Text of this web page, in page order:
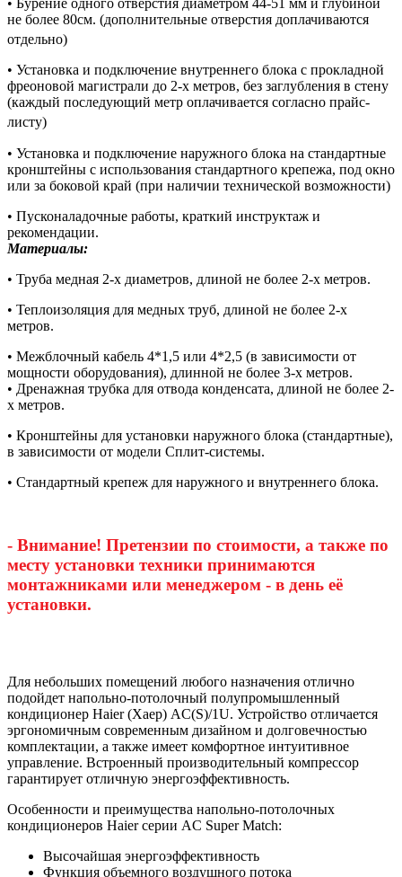
• Бурение одного отверстия диаметром 44-51 мм и глубиной
не более 80см. (дополнительные отверстия доплачиваются
отдельно)
• Установка и подключение внутреннего блока с прокладной
фреоновой магистрали до 2-х метров, без заглубления в стену
(каждый последующий метр оплачивается согласно прайс-
листу)
• Установка и подключение наружного блока на стандартные
кронштейны с использования стандартного крепежа, под окно
или за боковой край (при наличии технической возможности)
• Пусконаладочные работы, краткий инструктаж и
рекомендации.
Материалы:
• Труба медная 2-х диаметров, длиной не более 2-х метров.
• Теплоизоляция для медных труб, длиной не более 2-х
метров.
• Межблочный кабель 4*1,5 или 4*2,5 (в зависимости от
мощности оборудования), длинной не более 3-х метров.
• Дренажная трубка для отвода конденсата, длиной не более 2-
х метров.
• Кронштейны для установки наружного блока (стандартные),
в зависимости от модели Сплит-системы.
• Стандартный крепеж для наружного и внутреннего блока.
- Внимание! Претензии по стоимости, а также по
месту установки техники принимаются
монтажниками или менеджером - в день её
установки.
Для небольших помещений любого назначения отлично
подойдет напольно-потолочный полупромышленный
кондиционер Haier (Хаер) AC(S)/1U. Устройство отличается
эргономичным современным дизайном и долговечностью
комплектации, а также имеет комфортное интуитивное
управление. Встроенный производительный компрессор
гарантирует отличную энергоэффективность.
Особенности и преимущества напольно-потолочных
кондиционеров Haier серии AC Super Match:
Высочайшая энергоэффективность
Функция объемного воздушного потока